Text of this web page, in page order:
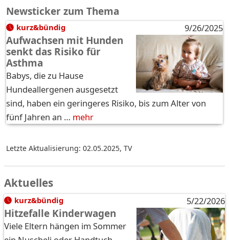
Newsticker zum Thema
kurz&bündig 9/26/2025
Aufwachsen mit Hunden
senkt das Risiko für
Asthma
Babys, die zu Hause
Hundeallergenen ausgesetzt
sind, haben ein geringeres Risiko, bis zum Alter von
fünf Jahren an … mehr
Letzte Aktualisierung: 02.05.2025, TV
Aktuelles
kurz&bündig 5/22/2026
Hitzefalle Kinderwagen
Viele Eltern hängen im Sommer